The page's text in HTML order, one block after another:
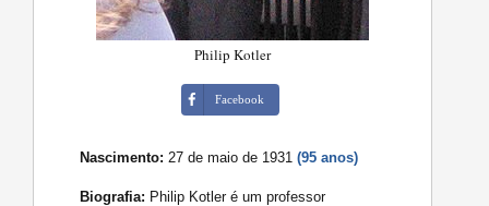
Philip Kotler
Facebook
Nascimento: 27 de maio de 1931(95 anos)
Biografia: Philip Kotler é um professor